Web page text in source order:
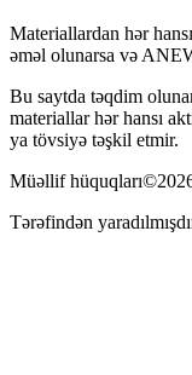
Materiallardan hər
əməl olunarsa və
Bu saytda təqdim
materiallar hər hansı
ya tövsiyə təşkil etmir.
Müəllif
Tərəfindən